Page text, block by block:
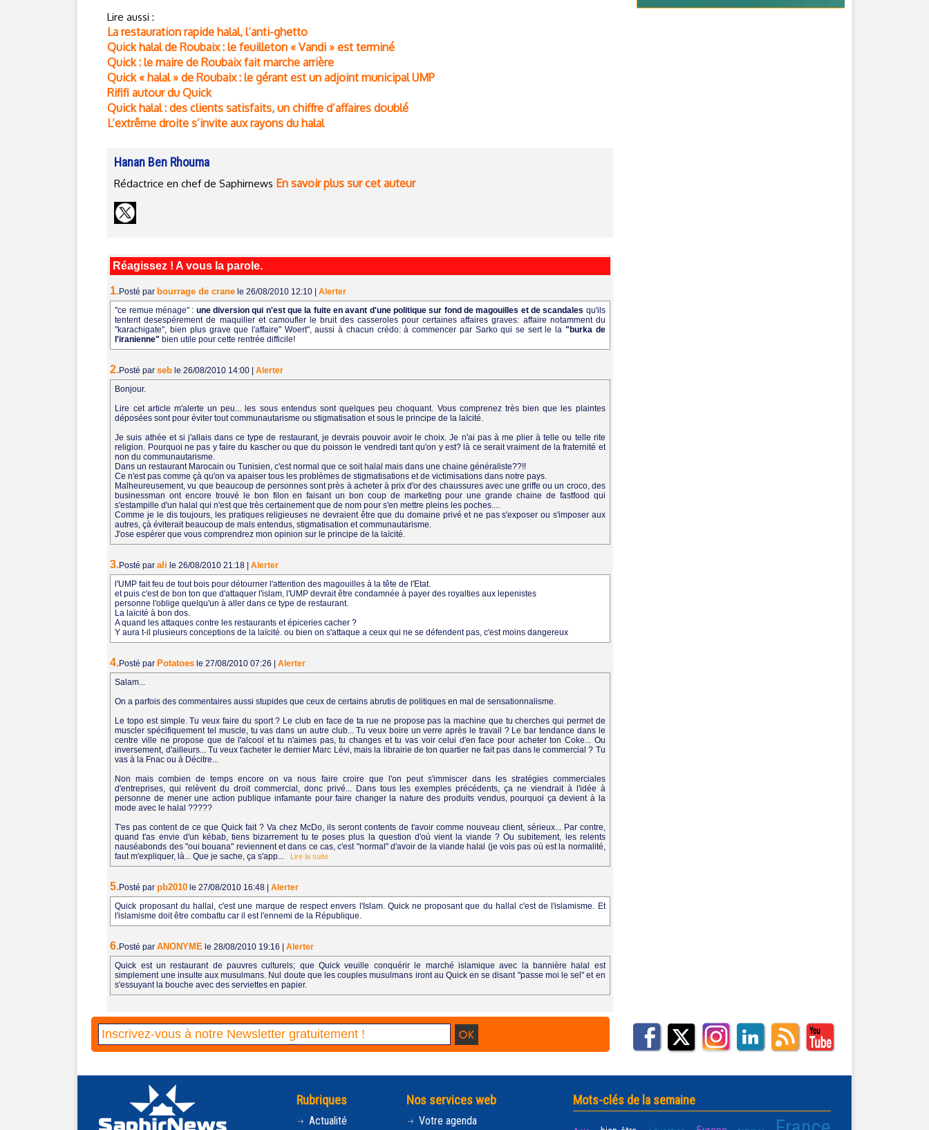
Lire aussi :
La restauration rapide halal, l’anti-ghetto
Quick halal de Roubaix : le feuilleton « Vandi » est terminé
Quick : le maire de Roubaix fait marche arrière
Quick « halal » de Roubaix : le gérant est un adjoint municipal UMP
Rififi autour du Quick
Quick halal : des clients satisfaits, un chiffre d’affaires doublé
L’extrême droite s’invite aux rayons du halal
Hanan Ben Rhouma
Rédactrice en chef de Saphirnews En savoir plus sur cet auteur
Réagissez ! A vous la parole.
1.Posté par bourrage de crane le 26/08/2010 12:10
Alerter
"ce remue ménage" : une diversion qui n'est que la fuite en avant d'une politique sur fond de magouilles et de scandales qu'ils
tentent desespérement de maquiller et camoufler le bruit des casseroles pour certaines affaires graves: affaire notamment du
"karachigate", bien plus grave que l'affaire" Woert", aussi à chacun crédo: à commencer par Sarko qui se sert le la "burka de
l'iranienne" bien utile pour cette rentrée difficile!
2.Posté par seb le 26/08/2010 14:00
Alerter
Bonjour.
Lire cet article m'alerte un peu... les sous entendus sont quelques peu choquant. Vous comprenez très bien que les plaintes
déposées sont pour éviter tout communautarisme ou stigmatisation et sous le principe de la laïcité.
Je suis athée et si j'allais dans ce type de restaurant, je devrais pouvoir avoir le choix. Je n'ai pas à me plier à telle ou telle rite
religion. Pourquoi ne pas y faire du kascher ou que du poisson le vendredi tant qu'on y est? là ce serait vraiment de la fraternité et
non du communautarisme.
Dans un restaurant Marocain ou Tunisien, c'est normal que ce soit halal mais dans une chaine généraliste??!!
Ce n'est pas comme çà qu'on va apaiser tous les problèmes de stigmatisations et de victimisations dans notre pays.
Malheureusement, vu que beaucoup de personnes sont près à acheter à prix d'or des chaussures avec une griffe ou un croco, des
businessman ont encore trouvé le bon filon en faisant un bon coup de marketing pour une grande chaine de fastfood qui
s'estampille d'un halal qui n'est que très certainement que de nom pour s'en mettre pleins les poches....
Comme je le dis toujours, les pratiques religieuses ne devraient être que du domaine privé et ne pas s'exposer ou s'imposer aux
autres, çà éviterait beaucoup de mals entendus, stigmatisation et communautarisme.
J'ose espérer que vous comprendrez mon opinion sur le principe de la laïcité.
3.Posté par ali le 26/08/2010 21:18
Alerter
l'UMP fait feu de tout bois pour détourner l'attention des magouilles à la tête de l'Etat.
et puis c'est de bon ton que d'attaquer l'islam, l'UMP devrait être condamnée à payer des royalties aux lepenistes
personne l'oblige quelqu'un à aller dans ce type de restaurant.
La laïcité à bon dos.
A quand les attaques contre les restaurants et épiceries cacher ?
Y aura t-il plusieurs conceptions de la laïcité. ou bien on s'attaque a ceux qui ne se défendent pas, c'est moins dangereux
4.Posté par Potatoes le 27/08/2010 07:26
Alerter
Salam...
On a parfois des commentaires aussi stupides que ceux de certains abrutis de politiques en mal de sensationnalisme.
Le topo est simple. Tu veux faire du sport ? Le club en face de ta rue ne propose pas la machine que tu cherches qui permet de
muscler spécifiquement tel muscle, tu vas dans un autre club... Tu veux boire un verre après le travail ? Le bar tendance dans le
centre ville ne propose que de l'alcool et tu n'aimes pas, tu changes et tu vas voir celui d'en face pour acheter ton Coke... Ou
inversement, d'ailleurs... Tu veux t'acheter le dernier Marc Lévi, mais la librairie de ton quartier ne fait pas dans le commercial ? Tu
vas à la Fnac ou à Décitre...
Non mais combien de temps encore on va nous faire croire que l'on peut s'immiscer dans les stratégies commerciales
d'entreprises, qui relèvent du droit commercial, donc privé... Dans tous les exemples précédents, ça ne viendrait à l'idée à
personne de mener une action publique infamante pour faire changer la nature des produits vendus, pourquoi ça devient à la
mode avec le halal ?????
T'es pas content de ce que Quick fait ? Va chez McDo, ils seront contents de t'avoir comme nouveau client, sérieux... Par contre,
quand t'as envie d'un kébab, tiens bizarrement tu te poses plus la question d'où vient la viande ? Ou subitement, les relents
nauséabonds des "oui bouana" reviennent et dans ce cas, c'est "normal" d'avoir de la viande halal (je vois pas où est la normalité,
faut m'expliquer, là... Que je sache, ça s'app...
Lire la suite
5.Posté par pb2010 le 27/08/2010 16:48
Alerter
Quick proposant du hallal, c'est une marque de respect envers l'Islam. Quick ne proposant que du hallal c'est de l'islamisme. Et
l'islamisme doit être combattu car il est l'ennemi de la République.
6.Posté par ANONYME le 28/08/2010 19:16
Alerter
Quick est un restaurant de pauvres culturels; que Quick veuille conquérir le marché islamique avec la bannière halal est
simplement une insulte aux musulmans. Nul doute que les couples musulmans iront au Quick en se disant "passe moi le sel" et en
s'essuyant la bouche avec des serviettes en papier.
Rubriques
Actualité
Nos services web
Votre agenda
Mots-clés de la semaine